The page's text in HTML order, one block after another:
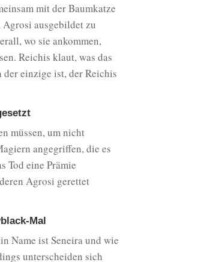
mit der Baumkatze
Agrosi ausgebildet zu
wo sie ankommen,
Reichis klaut, was das
einzige ist, der Reichis
müssen, um nicht
angegriffen, die es
Tod eine Prämie
Agrosi gerettet
Mal
Name ist Seneira und wie
unterscheiden sich